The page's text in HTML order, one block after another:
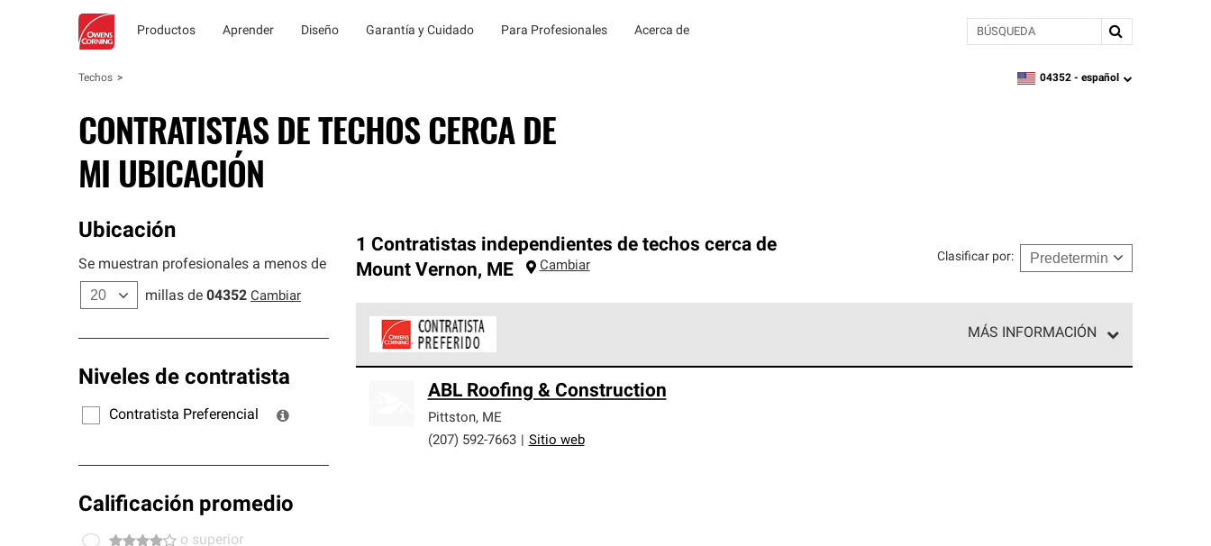
Productos Aprender Diseño Garantía y Cuidado Para Profesionales Acerca de BÚSQUEDA
Techos zipcode,language
04352 - español
CONTRATISTAS DE TECHOS CERCA DE
MI UBICACIÓN
Ubicación
Se muestran profesionales a menos de
millas de 04352 Cambiar
Niveles de contratista
Contratista Preferencial
Calificación promedio
o superior
1 Contratistas independientes de techos cerca de
Mount Vernon, ME Cambiar
Clasificar por:
MÁS INFORMACIÓN
cumplen con altos estándares y requisitos estrictos de profesionalismo y confiabilidad.
ABL Roofing & Construction
Pittston, ME
(207) 592-7663
Sitio web